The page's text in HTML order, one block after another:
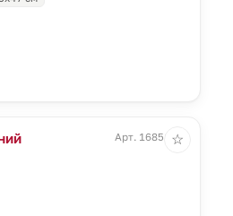
Арт. 16851.40
☆